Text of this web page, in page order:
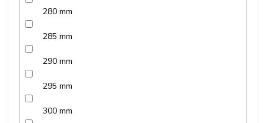
280 mm
285 mm
290 mm
295 mm
300 mm